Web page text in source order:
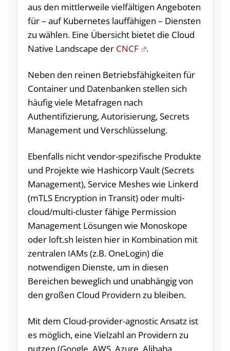
aus den mittlerweile vielfältigen Angeboten
für – auf Kubernetes lauffähigen – Diensten
zu wählen. Eine Übersicht bietet die Cloud
Native Landscape der CNCF .
Neben den reinen Betriebsfähigkeiten für
Container und Datenbanken stellen sich
häufig viele Metafragen nach
Authentifizierung, Autorisierung, Secrets
Management und Verschlüsselung.
Ebenfalls nicht vendor-spezifische Produkte
und Projekte wie Hashicorp Vault (Secrets
Management), Service Meshes wie Linkerd
(mTLS Encryption in Transit) oder multi-
cloud/multi-cluster fähige Permission
Management Lösungen wie Monoskope
oder loft.sh leisten hier in Kombination mit
zentralen IAMs (z.B. OneLogin) die
notwendigen Dienste, um in diesen
Bereichen beweglich und unabhängig von
den großen Cloud Providern zu bleiben.
Mit dem Cloud-provider-agnostic Ansatz ist
es möglich, eine Vielzahl an Providern zu